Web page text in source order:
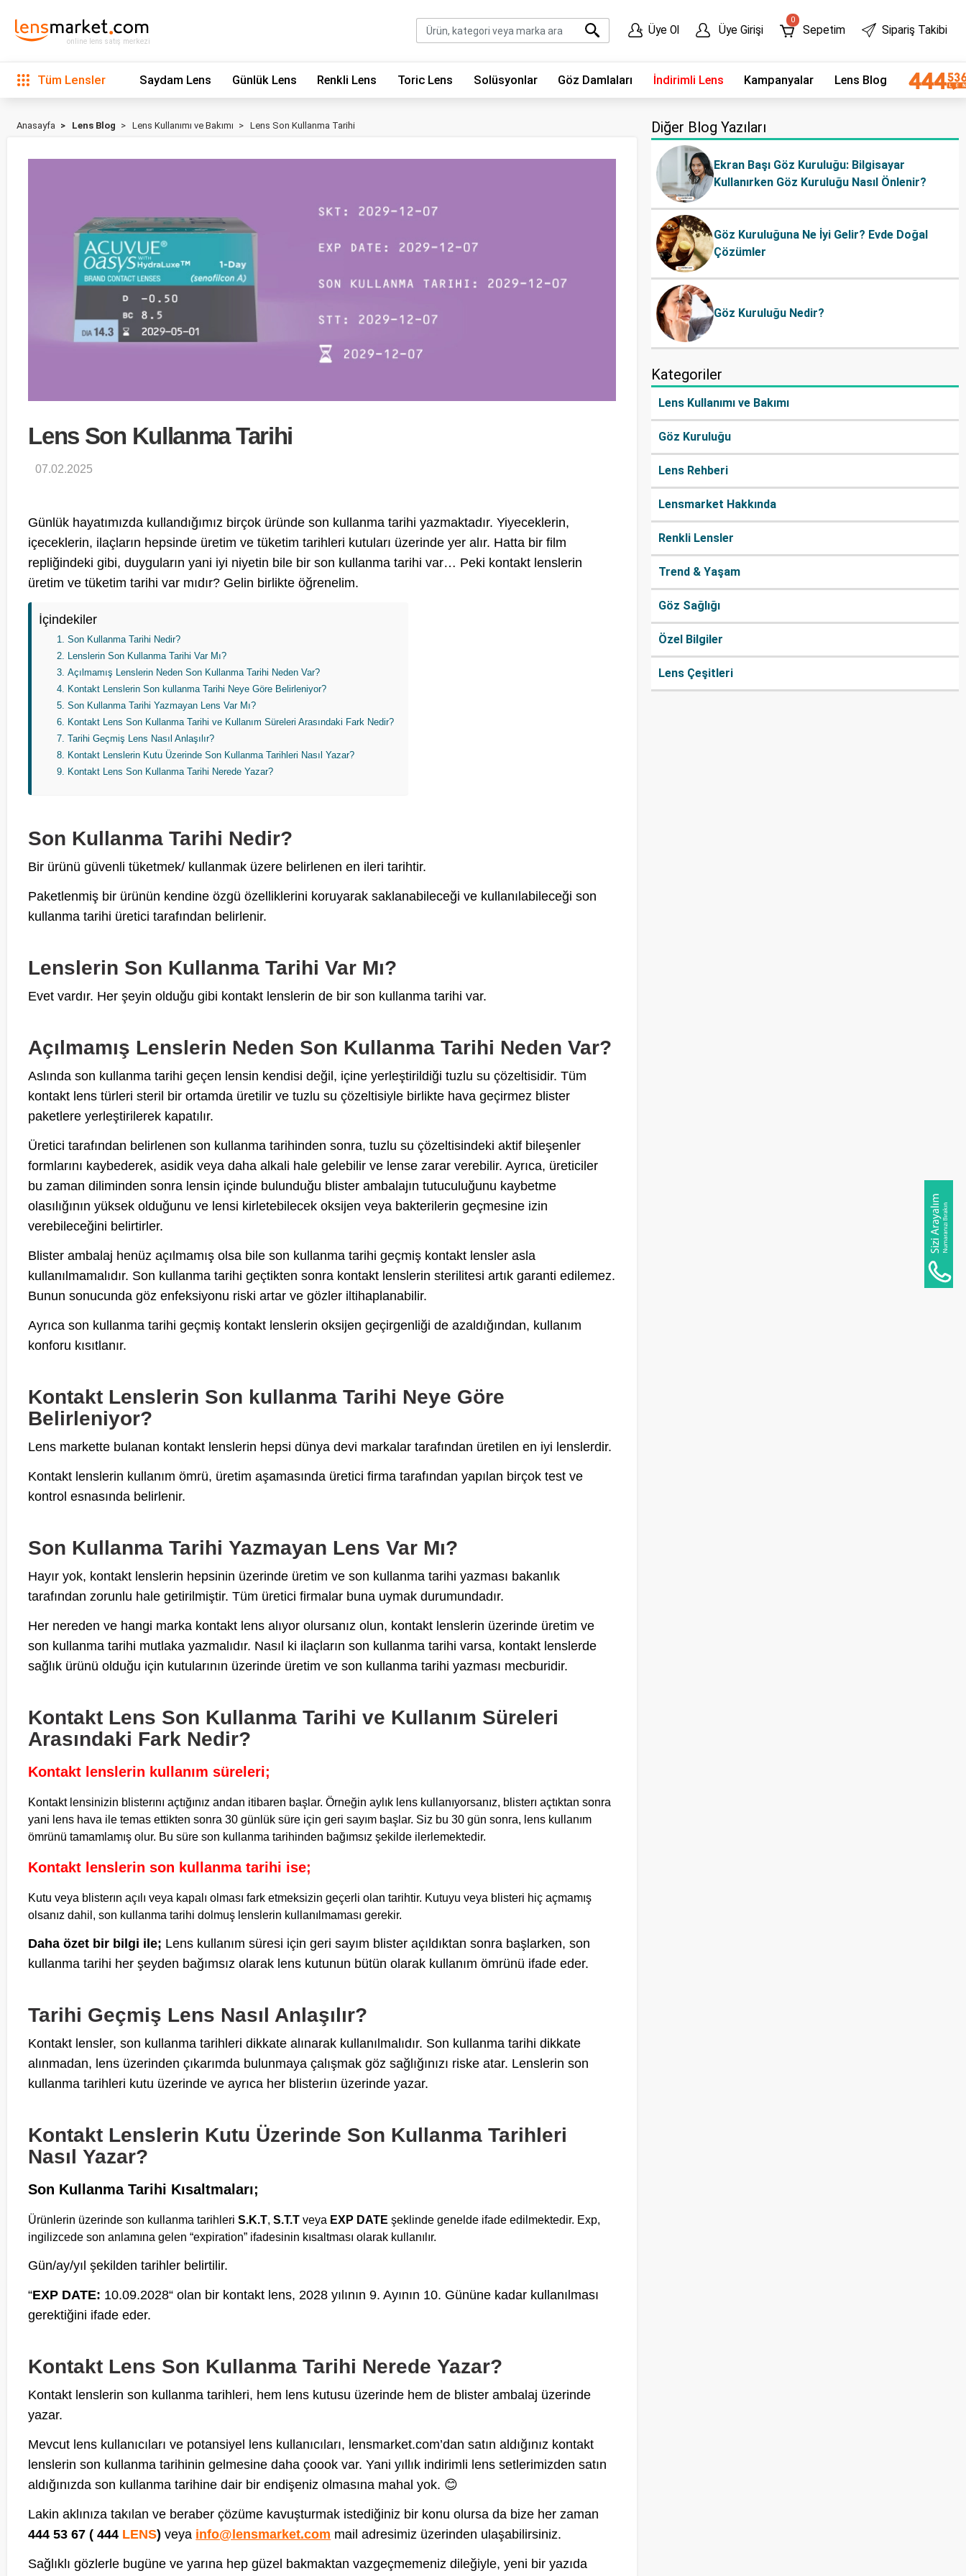
online lens satış merkezi
Üye Ol Üye Girişi
0
Sepetim Sipariş Takibi
Tüm Lensler Saydam Lens Günlük Lens Renkli Lens Toric Lens Solüsyonlar Göz Damlaları İndirimli Lens Kampanyalar Lens Blog
Anasayfa Lens Blog Lens Kullanımı ve Bakımı Lens Son Kullanma Tarihi
Lens Son Kullanma Tarihi
07.02.2025
Günlük hayatımızda kullandığımız birçok üründe son kullanma tarihi yazmaktadır. Yiyeceklerin,
içeceklerin, ilaçların hepsinde üretim ve tüketim tarihleri kutuları üzerinde yer alır. Hatta bir film
repliğindeki gibi, duyguların yani iyi niyetin bile bir son kullanma tarihi var… Peki kontakt lenslerin
üretim ve tüketim tarihi var mıdır? Gelin birlikte öğrenelim.
İçindekiler
Son Kullanma Tarihi Nedir?
Lenslerin Son Kullanma Tarihi Var Mı?
Açılmamış Lenslerin Neden Son Kullanma Tarihi Neden Var?
Kontakt Lenslerin Son kullanma Tarihi Neye Göre Belirleniyor?
Son Kullanma Tarihi Yazmayan Lens Var Mı?
Kontakt Lens Son Kullanma Tarihi ve Kullanım Süreleri Arasındaki Fark Nedir?
Tarihi Geçmiş Lens Nasıl Anlaşılır?
Kontakt Lenslerin Kutu Üzerinde Son Kullanma Tarihleri Nasıl Yazar?
Kontakt Lens Son Kullanma Tarihi Nerede Yazar?
Son Kullanma Tarihi Nedir?
Bir ürünü güvenli tüketmek/ kullanmak üzere belirlenen en ileri tarihtir.
Paketlenmiş bir ürünün kendine özgü özelliklerini koruyarak saklanabileceği ve kullanılabileceği son
kullanma tarihi üretici tarafından belirlenir.
Lenslerin Son Kullanma Tarihi Var Mı?
Evet vardır. Her şeyin olduğu gibi kontakt lenslerin de bir son kullanma tarihi var.
Açılmamış Lenslerin Neden Son Kullanma Tarihi Neden Var?
Aslında son kullanma tarihi geçen lensin kendisi değil, içine yerleştirildiği tuzlu su çözeltisidir. Tüm
kontakt lens türleri steril bir ortamda üretilir ve tuzlu su çözeltisiyle birlikte hava geçirmez blister
paketlere yerleştirilerek kapatılır.
Üretici tarafından belirlenen son kullanma tarihinden sonra, tuzlu su çözeltisindeki aktif bileşenler
formlarını kaybederek, asidik veya daha alkali hale gelebilir ve lense zarar verebilir. Ayrıca, üreticiler
bu zaman diliminden sonra lensin içinde bulunduğu blister ambalajın tutuculuğunu kaybetme
olasılığının yüksek olduğunu ve lensi kirletebilecek oksijen veya bakterilerin geçmesine izin
verebileceğini belirtirler.
Blister ambalaj henüz açılmamış olsa bile son kullanma tarihi geçmiş kontakt lensler asla
kullanılmamalıdır. Son kullanma tarihi geçtikten sonra kontakt lenslerin sterilitesi artık garanti edilemez.
Bunun sonucunda göz enfeksiyonu riski artar ve gözler iltihaplanabilir.
Ayrıca son kullanma tarihi geçmiş kontakt lenslerin oksijen geçirgenliği de azaldığından, kullanım
konforu kısıtlanır.
Kontakt Lenslerin Son kullanma Tarihi Neye Göre
Belirleniyor?
Lens markette bulanan kontakt lenslerin hepsi dünya devi markalar tarafından üretilen en iyi lenslerdir.
Kontakt lenslerin kullanım ömrü, üretim aşamasında üretici firma tarafından yapılan birçok test ve
kontrol esnasında belirlenir.
Son Kullanma Tarihi Yazmayan Lens Var Mı?
Hayır yok, kontakt lenslerin hepsinin üzerinde üretim ve son kullanma tarihi yazması bakanlık
tarafından zorunlu hale getirilmiştir. Tüm üretici firmalar buna uymak durumundadır.
Her nereden ve hangi marka kontakt lens alıyor olursanız olun, kontakt lenslerin üzerinde üretim ve
son kullanma tarihi mutlaka yazmalıdır. Nasıl ki ilaçların son kullanma tarihi varsa, kontakt lenslerde
sağlık ürünü olduğu için kutularının üzerinde üretim ve son kullanma tarihi yazması mecburidir.
Kontakt Lens Son Kullanma Tarihi ve Kullanım Süreleri
Arasındaki Fark Nedir?
Kontakt lenslerin kullanım süreleri;
Kontakt lensinizin blisterını açtığınız andan itibaren başlar. Örneğin aylık lens kullanıyorsanız, blisterı açtıktan sonra
yani lens hava ile temas ettikten sonra 30 günlük süre için geri sayım başlar. Siz bu 30 gün sonra, lens kullanım
ömrünü tamamlamış olur. Bu süre son kullanma tarihinden bağımsız şekilde ilerlemektedir.
Kontakt lenslerin son kullanma tarihi ise;
Kutu veya blisterın açılı veya kapalı olması fark etmeksizin geçerli olan tarihtir. Kutuyu veya blisteri hiç açmamış
olsanız dahil, son kullanma tarihi dolmuş lenslerin kullanılmaması gerekir.
Daha özet bir bilgi ile; Lens kullanım süresi için geri sayım blister açıldıktan sonra başlarken, son
kullanma tarihi her şeyden bağımsız olarak lens kutunun bütün olarak kullanım ömrünü ifade eder.
Tarihi Geçmiş Lens Nasıl Anlaşılır?
Kontakt lensler, son kullanma tarihleri dikkate alınarak kullanılmalıdır. Son kullanma tarihi dikkate
alınmadan, lens üzerinden çıkarımda bulunmaya çalışmak göz sağlığınızı riske atar. Lenslerin son
kullanma tarihleri kutu üzerinde ve ayrıca her blisteriın üzerinde yazar.
Kontakt Lenslerin Kutu Üzerinde Son Kullanma Tarihleri
Nasıl Yazar?
Son Kullanma Tarihi Kısaltmaları;
Ürünlerin üzerinde son kullanma tarihleriS.K.T,S.T.T veya EXP DATE şeklinde genelde ifade edilmektedir. Exp,
ingilizcede son anlamına gelen “expiration” ifadesinin kısaltması olarak kullanılır.
Gün/ay/yıl şekilden tarihler belirtilir.
“EXP DATE: 10.09.2028“ olan bir kontakt lens, 2028 yılının 9. Ayının 10. Gününe kadar kullanılması
gerektiğini ifade eder.
Kontakt Lens Son Kullanma Tarihi Nerede Yazar?
Kontakt lenslerin son kullanma tarihleri, hem lens kutusu üzerinde hem de blister ambalaj üzerinde
yazar.
Mevcut lens kullanıcıları ve potansiyel lens kullanıcıları, lensmarket.com’dan satın aldığınız kontakt
lenslerin son kullanma tarihinin gelmesine daha çoook var. Yani yıllık indirimli lens setlerimizden satın
aldığınızda son kullanma tarihine dair bir endişeniz olmasına mahal yok. 😊
Lakin aklınıza takılan ve beraber çözüme kavuşturmak istediğiniz bir konu olursa da bize her zaman
444 53 67 ( 444 LENS) veya info@lensmarket.com mail adresimiz üzerinden ulaşabilirsiniz.
Sağlıklı gözlerle bugüne ve yarına hep güzel bakmaktan vazgeçmemeniz dileğiyle, yeni bir yazıda
Diğer Blog Yazıları
Ekran Başı Göz Kuruluğu: Bilgisayar
Kullanırken Göz Kuruluğu Nasıl Önlenir?
Göz Kuruluğuna Ne İyi Gelir? Evde Doğal
Çözümler
Göz Kuruluğu Nedir?
Kategoriler
Lens Kullanımı ve Bakımı
Göz Kuruluğu
Lens Rehberi
Lensmarket Hakkında
Renkli Lensler
Trend & Yaşam
Göz Sağlığı
Özel Bilgiler
Lens Çeşitleri